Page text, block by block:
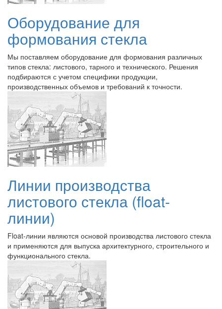
Оборудование для
формования стекла
Мы поставляем оборудование для формования различных
типов стекла: листового, тарного и технического. Решения
подбираются с учетом специфики продукции,
производственных объемов и требований к точности.
Линии производства
листового стекла (float-
линии)
Float-линии являются основой производства листового стекла
и применяются для выпуска архитектурного, строительного и
функционального стекла.